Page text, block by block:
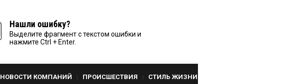
Нашли ошибку?
Выделите фрагмент с текстом ошибки и
нажмите Ctrl + Enter.
НОВОСТИ КОМПАНИЙ ПРОИСШЕСТВИЯ СТИЛЬ ЖИЗНИ